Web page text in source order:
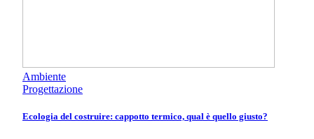
Ambiente
Progettazione
Ecologia del costruire: cappotto termico, qual è quello giusto?